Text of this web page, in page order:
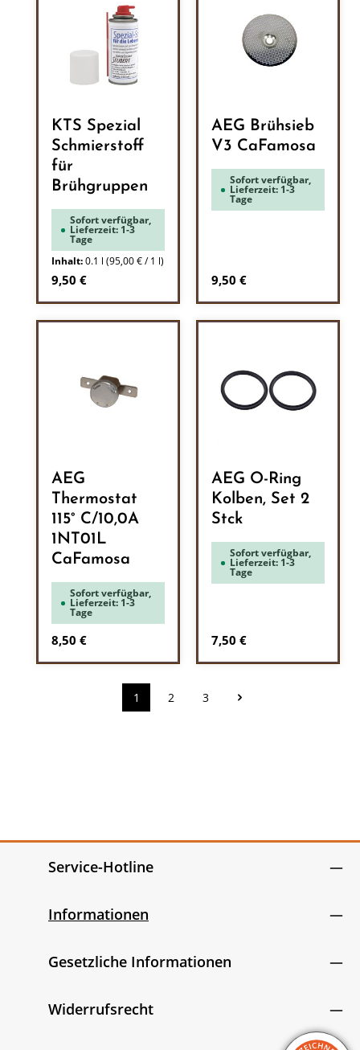
KTS Spezial
Schmierstoff
für
Brühgruppen
Sofort verfügbar,
Lieferzeit: 1-3
Tage
Inhalt:0.1 l (95,00 € / 1 l)
Regulärer Preis:
9,50 €
AEG Brühsieb
V3 CaFamosa
Sofort verfügbar,
Lieferzeit: 1-3
Tage
Regulärer Preis:
9,50 €
AEG
Thermostat
115° C/10,0A
1NT01L
CaFamosa
Sofort verfügbar,
Lieferzeit: 1-3
Tage
Regulärer Preis:
8,50 €
AEG O-Ring
Kolben, Set 2
Stck
Sofort verfügbar,
Lieferzeit: 1-3
Tage
Regulärer Preis:
7,50 €
Seite
1 Seite
2 Seite
3
Service-Hotline
Informationen
Gesetzliche Informationen
Widerrufsrecht